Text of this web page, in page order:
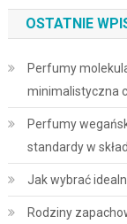
OSTATNIE
Perfumy
minimalistyczna
Perfumy
standardy w
Jak wybrać
Rodziny